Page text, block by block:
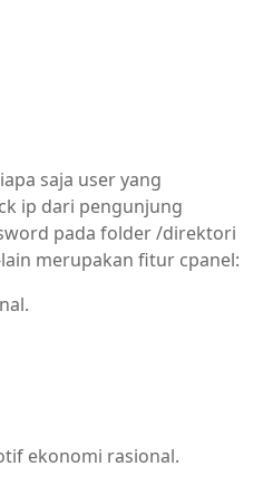
saja user yang
ip dari pengunjung
pada folder /direktori
merupakan fitur cpanel:
ekonomi rasional.